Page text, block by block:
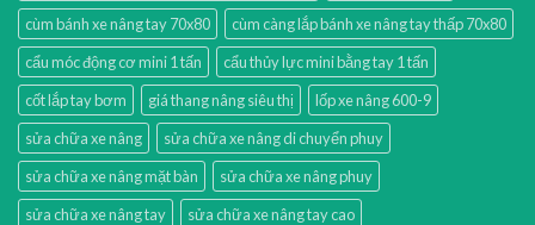
cùm bánh xe nâng tay 70x80
cùm càng lắp bánh xe nâng tay thấp 70x80
cẩu móc động cơ mini 1 tấn
cẩu thủy lực mini bằng tay 1 tấn
cốt lắp tay bơm
giá thang nâng siêu thị
lốp xe nâng 600-9
sửa chữa xe nâng
sửa chữa xe nâng di chuyển phuy
sửa chữa xe nâng mặt bàn
sửa chữa xe nâng phuy
sửa chữa xe nâng tay
sửa chữa xe nâng tay cao